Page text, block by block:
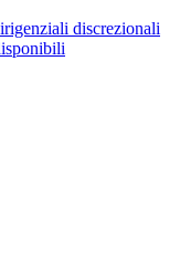
discrezionali